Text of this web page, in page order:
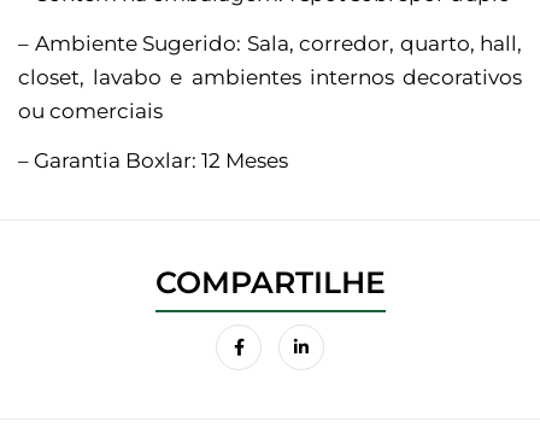
– Ambiente Sugerido: Sala, corredor, quarto, hall,
closet, lavabo e ambientes internos decorativos
ou comerciais
– Garantia Boxlar: 12 Meses